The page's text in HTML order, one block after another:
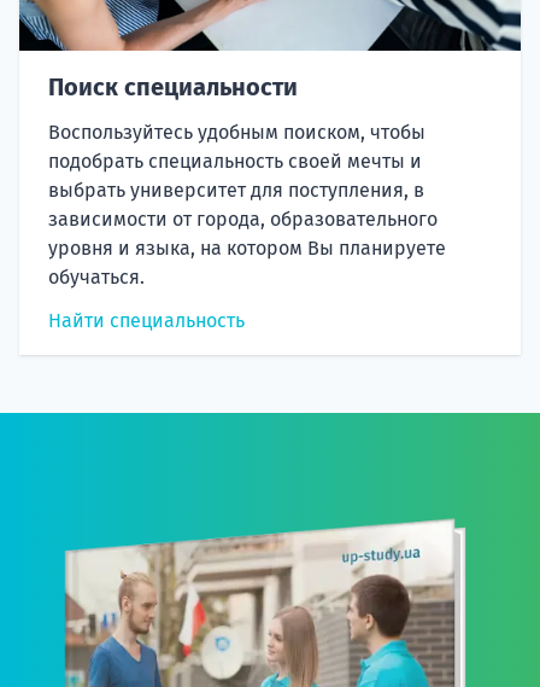
Поиск специальности
Воспользуйтесь удобным поиском, чтобы
подобрать специальность своей мечты и
выбрать университет для поступления, в
зависимости от города, образовательного
уровня и языка, на котором Вы планируете
обучаться.
Найти специальность